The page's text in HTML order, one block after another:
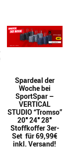
Spardeal der
Woche bei
SportSpar –
VERTICAL
STUDIO “Tromso”
20″ 24″ 28″
Stoffkoffer 3er-
Set für 69,99€
inkl. Versand!